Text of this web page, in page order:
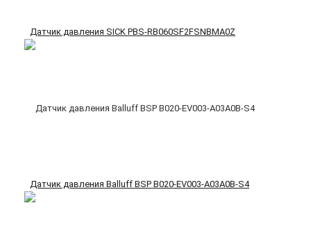
Датчик давления SICK PBS-RB060SF2FSNBMA0Z
Датчик давления Balluff BSP B020-EV003-A03A0B-S4